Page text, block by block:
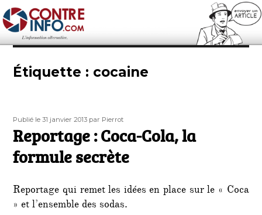
Contre-Info
Étiquette : cocaine
Publié
le
Publié le 31 janvier 2013 Auteur
par Pierrot
Reportage : Coca-Cola, la
formule secrète
Reportage qui remet les idées en place sur le « Coca
» et l’ensemble des sodas.